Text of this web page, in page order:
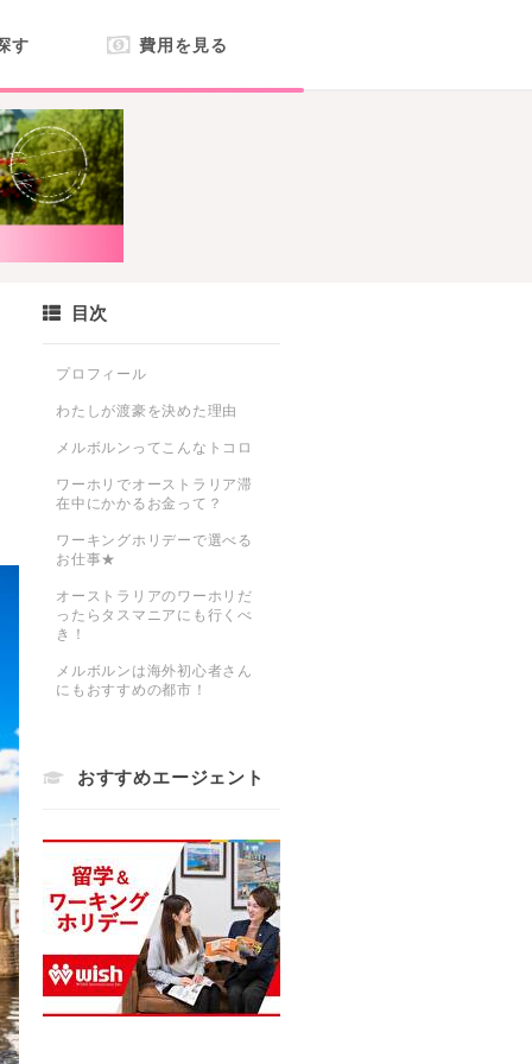
す 費用を見る
目次
プロフィール
わたしが渡豪を決めた理由
メルボルンってこんなトコロ
ワーホリでオーストラリア滞
在中にかかるお金って？
ワーキングホリデーで選べる
お仕事★
オーストラリアのワーホリだ
ったらタスマニアにも行くべ
き！
メルボルンは海外初心者さん
にもおすすめの都市！
おすすめエージェント